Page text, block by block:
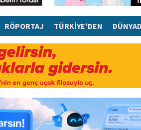
RÖPORTAJ TÜRKİYE'DEN